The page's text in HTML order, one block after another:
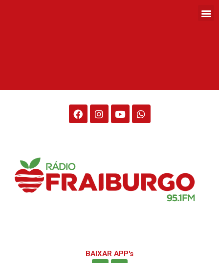
BAIXAR APP's